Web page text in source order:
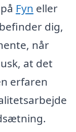
Fyn eller
dig,
når
at det
erfaren